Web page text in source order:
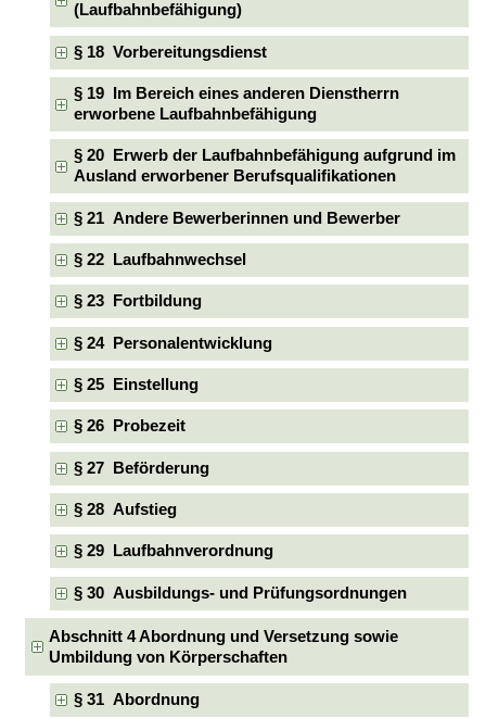
(Laufbahnbefähigung)
§ 18 Vorbereitungsdienst
§ 19 Im Bereich eines anderen Dienstherrn
erworbene Laufbahnbefähigung
§ 20 Erwerb der Laufbahnbefähigung aufgrund im
Ausland erworbener Berufsqualifikationen
§ 21 Andere Bewerberinnen und Bewerber
§ 22 Laufbahnwechsel
§ 23 Fortbildung
§ 24 Personalentwicklung
§ 25 Einstellung
§ 26 Probezeit
§ 27 Beförderung
§ 28 Aufstieg
§ 29 Laufbahnverordnung
§ 30 Ausbildungs- und Prüfungsordnungen
Abschnitt 4 Abordnung und Versetzung sowie
Umbildung von Körperschaften
§ 31 Abordnung